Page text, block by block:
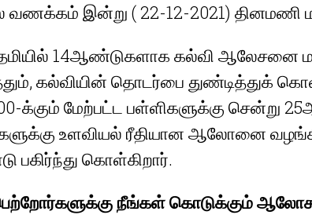
இன்று ( 22-12-2021) தினமணி
14ஆண்டுகளாக கல்வி ஆலேசனை
கல்வியின் தொடர்பை துண்டித்துக்
க்கும் மேற்பட்ட பள்ளிகளுக்கு சென்று
உளவியல் ரீதியான ஆலோனை வழங்கி
கொள்கிறார்.
நீங்கள் கொடுக்கும்